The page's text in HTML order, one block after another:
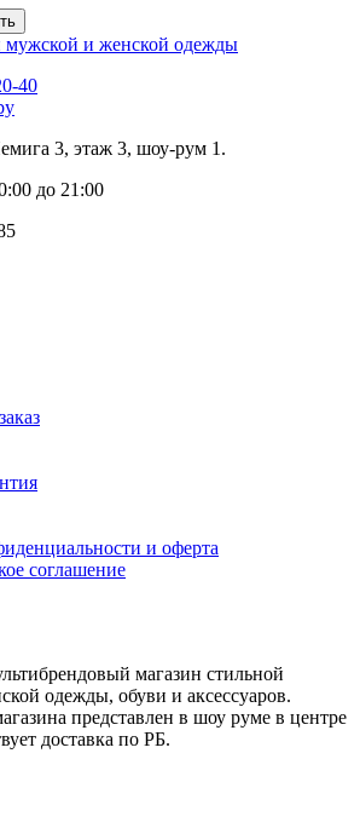
40
3, этаж 3, шоу-рум 1.
до 21:00
и оферта
соглашение
магазин стильной
одежды, обуви и аксессуаров.
представлен в шоу руме в центре
доставка по РБ.